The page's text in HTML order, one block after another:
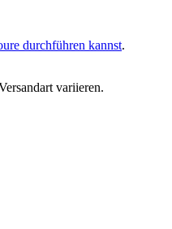
durchführen kannst.
variieren.